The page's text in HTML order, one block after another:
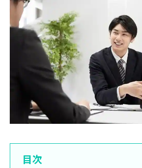
目次